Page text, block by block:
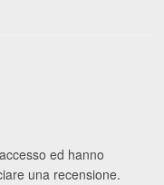
ed hanno
una recensione.